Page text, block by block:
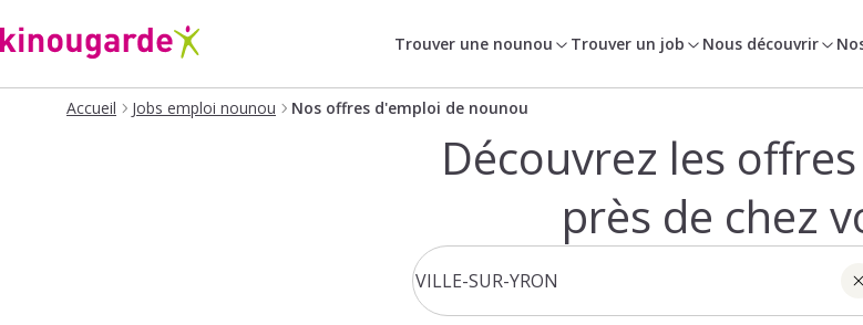
Trouver une nounou Trouver un job Nous découvrir
Accueil Jobs emploi nounou Nos offres d'emploi de nounou
Découvrez les
près de chez